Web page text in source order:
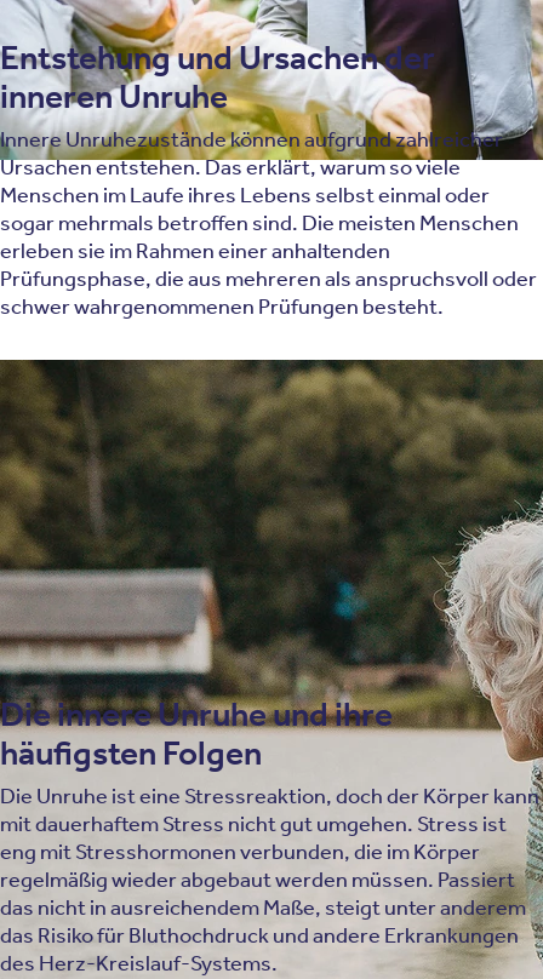
Entstehung und Ursachen der
inneren Unruhe
Innere Unruhezustände können aufgrund zahlreicher
Ursachen entstehen. Das erklärt, warum so viele
Menschen im Laufe ihres Lebens selbst einmal oder
sogar mehrmals betroffen sind. Die meisten Menschen
erleben sie im Rahmen einer anhaltenden
Prüfungsphase, die aus mehreren als anspruchsvoll oder
schwer wahrgenommenen Prüfungen besteht.
Stress im Alltag
Lebensstil
Erkrankungen
Unterzuckerung
Wechseljahre
Nahrungsmittel
Psychische Erkrankungen
Die innere Unruhe und ihre
häufigsten Folgen
Die Unruhe ist eine Stressreaktion, doch der Körper kann
mit dauerhaftem Stress nicht gut umgehen. Stress ist
eng mit Stresshormonen verbunden, die im Körper
regelmäßig wieder abgebaut werden müssen. Passiert
das nicht in ausreichendem Maße, steigt unter anderem
das Risiko für Bluthochdruck und andere Erkrankungen
des Herz-Kreislauf-Systems.